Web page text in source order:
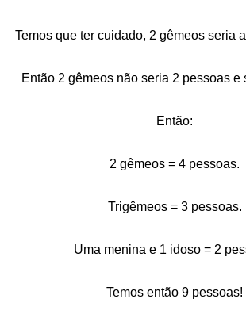
Temos que ter cuidado, 2 gêmeos seria
Então 2 gêmeos não seria 2 pessoas e
Então:
2 gêmeos = 4 pessoas.
Trigêmeos = 3 pessoas.
Uma menina e 1 idoso = 2
Temos então 9 pessoas!